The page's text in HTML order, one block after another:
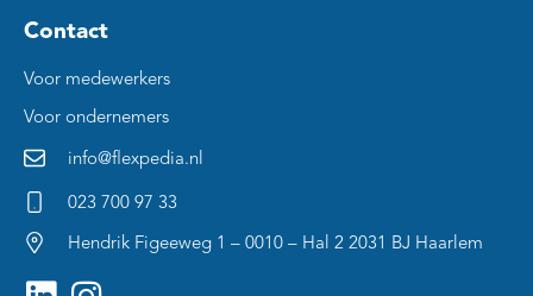
Contact
Voor medewerkers
Voor ondernemers
info@flexpedia.nl
023 700 97 33
Hendrik Figeeweg 1 – 0010 – Hal 2 2031 BJ Haarlem